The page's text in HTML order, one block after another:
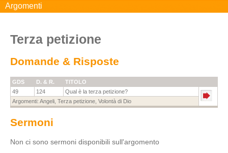
Argomenti
Terza petizione
Domande & Risposte
GDS D. & R.
TITOLO
49
124
Qual è la terza petizione?
Argomenti: Angeli Terza petizione Volontà di Dio
Sermoni
Non ci sono sermoni disponibili sull'argomento